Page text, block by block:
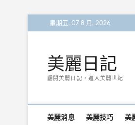
to
星期五, 07 8 月, 2026
美麗日記
翻閱美麗日記，進入美麗世紀
美麗消息 美麗技巧 美